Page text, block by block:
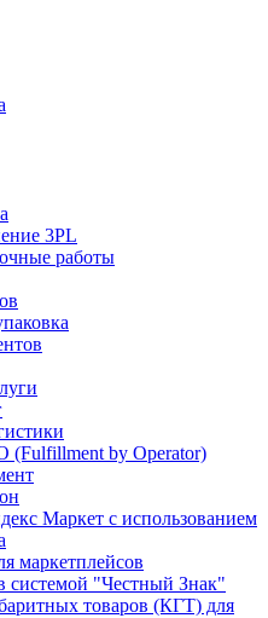
3PL
работы
(Fulfillment by Operator)
Маркет с использованием
маркетплейсов
системой "Честный Знак"
товаров (КГТ) для